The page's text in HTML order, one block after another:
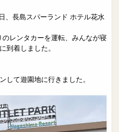
サイトマップ
54-6622
はこちら
、長島スパーランド ホテル花水
レンタカーを運転、みんなが寝
到着しました。
して遊園地に行きました。